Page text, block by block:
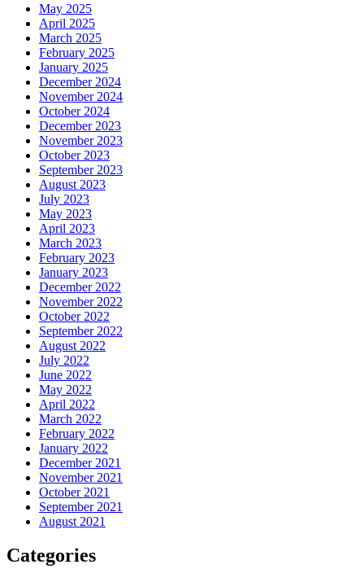
May 2025
April 2025
March 2025
February 2025
January 2025
December 2024
November 2024
October 2024
December 2023
November 2023
October 2023
September 2023
August 2023
July 2023
May 2023
April 2023
March 2023
February 2023
January 2023
December 2022
November 2022
October 2022
September 2022
August 2022
July 2022
June 2022
May 2022
April 2022
March 2022
February 2022
January 2022
December 2021
November 2021
October 2021
September 2021
August 2021
Categories